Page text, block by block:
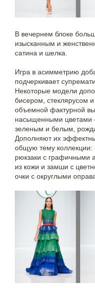
В вечернем блоке
изысканным и
сатина и шелка.
Игра в асимметрию
подчеркивает
Некоторые модели
бисером, стеклярусом
объемной фактурной
насыщенными цветами
зеленым и белым,
Дополняют их
общую тему коллекции:
рюкзаки с
из кожи и замши с
очки с округлыми